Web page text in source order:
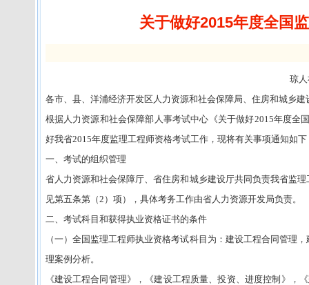
关于做好2015年度全国
琼
各市、县、洋浦经济开发区人力资源和社会保障局、住房和城乡建
根据人力资源和社会保障部人事考试中心《关于做好2015年度全
好我省2015年度监理工程师资格考试工作，现将有关事项通知如下
一、考试的组织管理
省人力资源和社会保障厅、省住房和城乡建设厅共同负责我省监
见第五条第（2）项），具体考务工作由省人力资源开发局负责。
二、考试科目和获得执业资格证书的条件
（一）全国监理工程师执业资格考试科目为：建设工程合同管理
理案例分析。
《建设工程合同管理》，《建设工程质量、投资、进度控制》